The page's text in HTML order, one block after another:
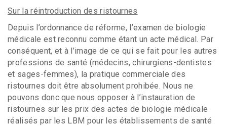
Sur la réintroduction des ristournes
Depuis l’ordonnance de réforme, l’examen de biologie
médicale est reconnu comme étant un acte médical. Par
conséquent, et à l’image de ce qui se fait pour les autres
professions de santé (médecins, chirurgiens-dentistes
et sages-femmes), la pratique commerciale des
ristournes doit être absolument prohibée. Nous ne
pouvons donc que nous opposer à l’instauration de
ristournes sur les prix des actes de biologie médicale
réalisés par les LBM pour les établissements de santé